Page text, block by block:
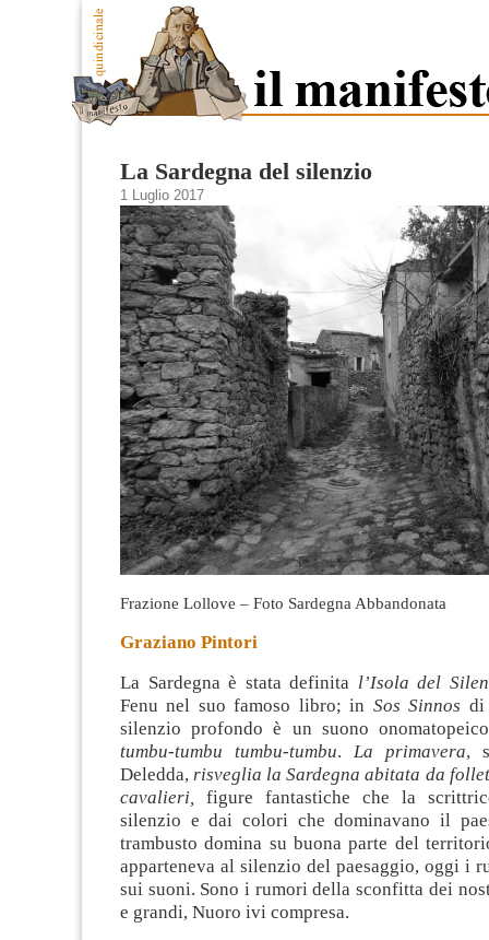
La Sardegna del silenzio
1 Luglio 2017
Frazione Lollove – Foto Sardegna Abbandonata
Graziano Pintori
La Sardegna è stata definita l’Isola del
Fenu nel suo famoso libro; in Sos Sinnos
silenzio profondo è un suono
tumbu-tumbu tumbu-tumbu. La primavera,
Deledda,risveglia la Sardegna abitata da
cavalieri, figure fantastiche che la
silenzio e dai colori che dominavano il
trambusto domina su buona parte del
apparteneva al silenzio del paesaggio, oggi i
sui suoni. Sono i rumori della sconfitta dei
e grandi, Nuoro ivi compresa.